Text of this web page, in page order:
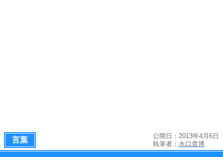
言葉
公開日：2013年4月6日
執筆者： 水口貴博